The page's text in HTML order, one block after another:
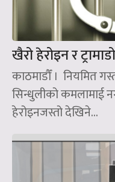
खैरो हेरोइन र
काठमाडौँ । नियमित
सिन्धुलीको कमलामाई
हेरोइनजस्तो देखिने...